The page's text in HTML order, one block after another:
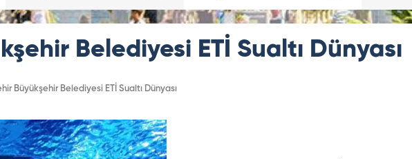
Belediyesi ETİ Sualtı Dünyası
Büyükşehir Belediyesi ETİ Sualtı Dünyası